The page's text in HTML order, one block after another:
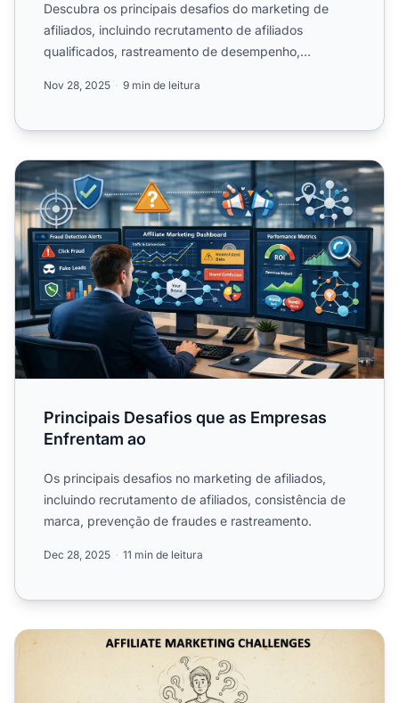
Descubra os principais desafios do marketing de
afiliados, incluindo recrutamento de afiliados
qualificados, rastreamento de desempenho,
Nov 28, 2025 9 min de leitura
Principais Desafios que as Empresas Enfrentam ao
Principais Desafios que as Empresas
Enfrentam ao
Os principais desafios no marketing de afiliados,
incluindo recrutamento de afiliados, consistência de
marca, prevenção de fraudes e rastreamento.
Dec 28, 2025 11 min de leitura
Quais desafios os afiliados envolvidos enfrentam?